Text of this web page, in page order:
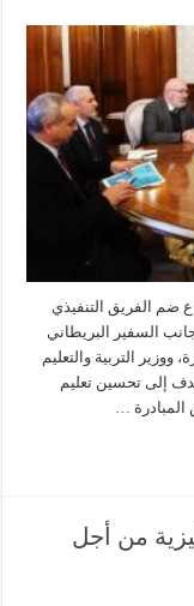
ضم الفريق التنفيذي
السفير البريطاني
التربية والتعليم
إلى تحسين تعليم
المبادرة …
من أجل